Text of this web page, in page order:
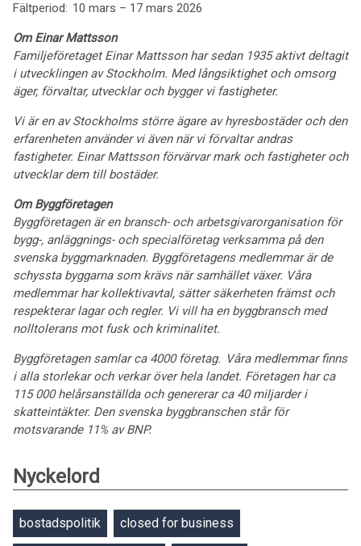
Fältperiod: 10 mars – 17 mars 2026
Om Einar Mattsson
Familjeföretaget Einar Mattsson har sedan 1935 aktivt deltagit
i utvecklingen av Stockholm. Med långsiktighet och omsorg
äger, förvaltar, utvecklar och bygger vi fastigheter.
Vi är en av Stockholms större ägare av hyresbostäder och den
erfarenheten använder vi även när vi förvaltar andras
fastigheter. Einar Mattsson förvärvar mark och fastigheter och
utvecklar dem till bostäder.
Om Byggföretagen
Byggföretagen är en bransch- och arbetsgivarorganisation för
bygg-, anläggnings- och specialföretag verksamma på den
svenska byggmarknaden. Byggföretagens medlemmar är de
schyssta byggarna som krävs när samhället växer. Våra
medlemmar har kollektivavtal, sätter säkerheten främst och
respekterar lagar och regler. Vi vill ha en byggbransch med
nolltolerans mot fusk och kriminalitet.
Byggföretagen samlar ca 4000 företag. Våra medlemmar finns
i alla storlekar och verkar över hela landet. Företagen har ca
115 000 helårsanställda och genererar ca 40 miljarder i
skatteintäkter. Den svenska byggbranschen står för
motsvarande 11% av BNP.
Nyckelord
bostadspolitik closed for business